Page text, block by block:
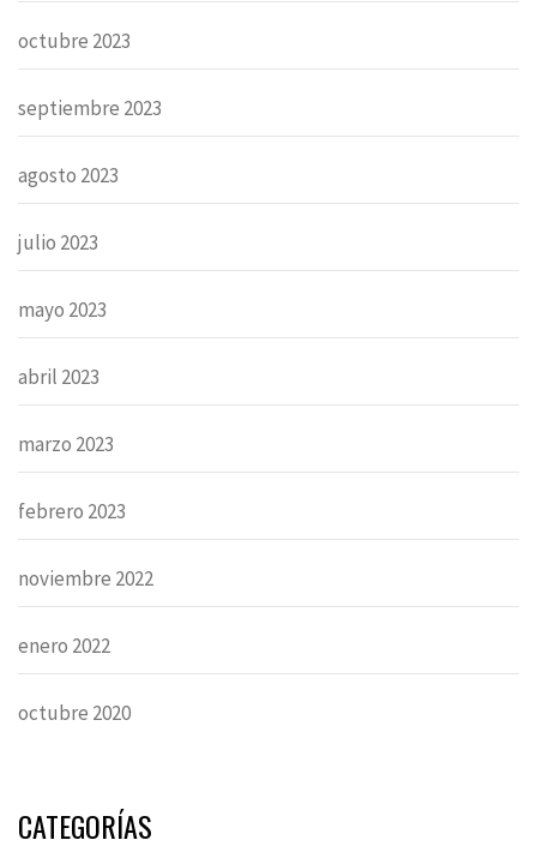
octubre 2023
septiembre 2023
agosto 2023
julio 2023
mayo 2023
abril 2023
marzo 2023
febrero 2023
noviembre 2022
enero 2022
octubre 2020
CATEGORÍAS